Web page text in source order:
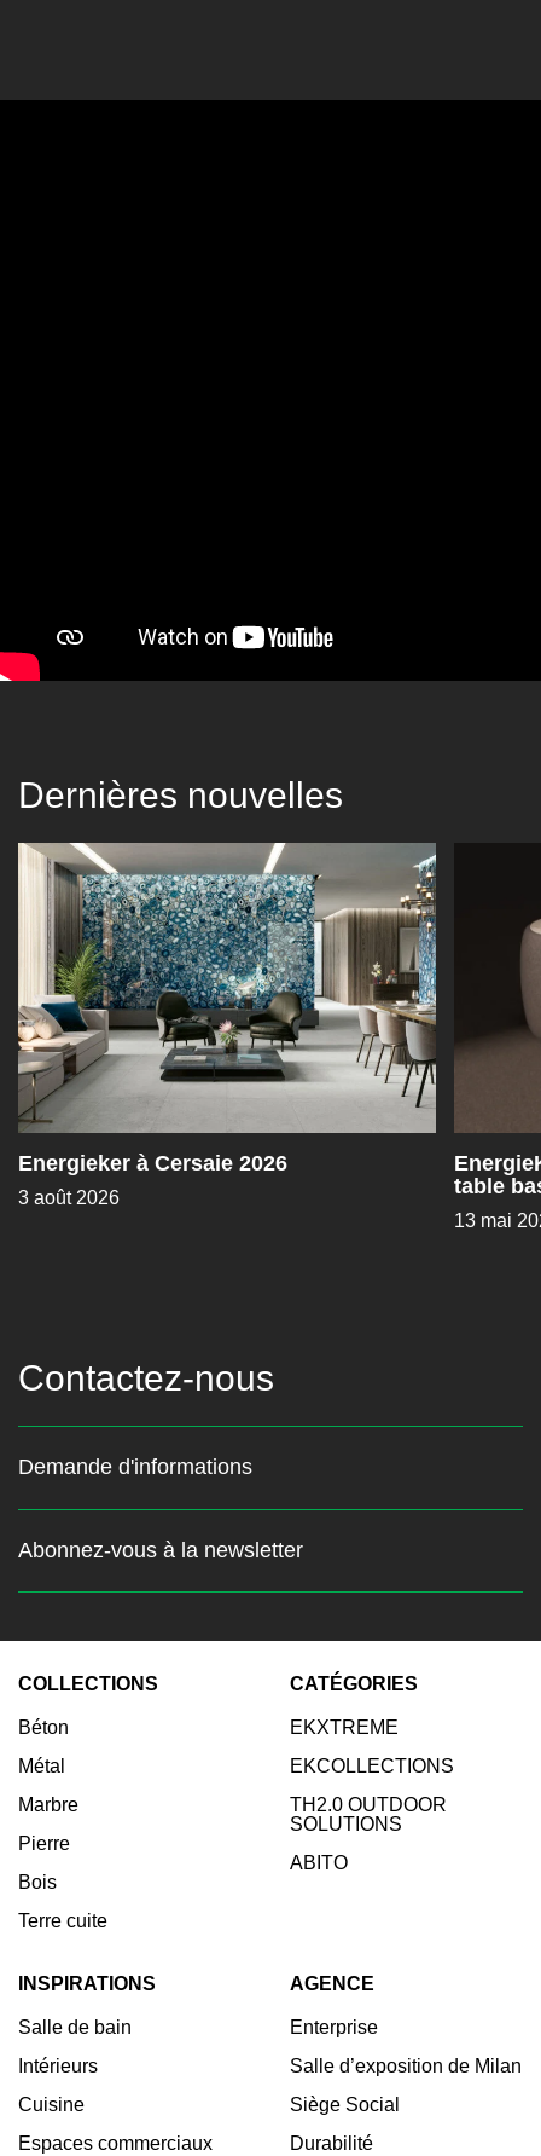
Dernières nouvelles
Energieker à Cersaie 2026
3 août 2026
table
Studio
13 mai
Contactez-nous
Demande d'informations
Abonnez-vous à la newsletter
Restez au courant des
Entrez votre email:
COLLECTIONS
Béton
Métal
Marbre
Pierre
Bois
Terre cuite
CATÉGORIES
EKXTREME
EKCOLLECTIONS
TH2.0 OUTDOOR
SOLUTIONS
ABITO
INSPIRATIONS
Salle de bain
Intérieurs
Cuisine
Espaces commerciaux
AGENCE
Enterprise
Salle d’exposition de Milan
Siège Social
Durabilité